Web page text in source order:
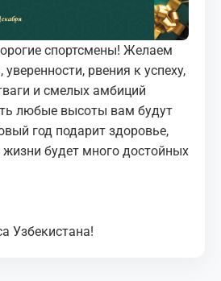
спортсмены! Желаем
уверенности, рвения к успеху,
и смелых амбиций
любые высоты вам будут
год подарит здоровье,
жизни будет много достойных
Узбекистана!